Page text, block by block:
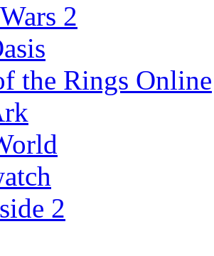
2
the Rings Online
2